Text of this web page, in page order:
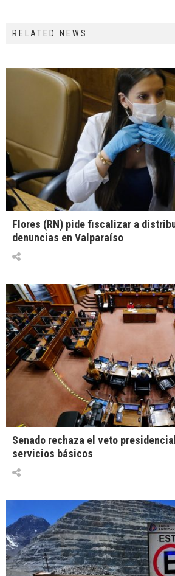
RELATED NEWS
Flores (RN) pide fiscalizar a
denuncias en Valparaíso
Senado rechaza el veto
servicios básicos